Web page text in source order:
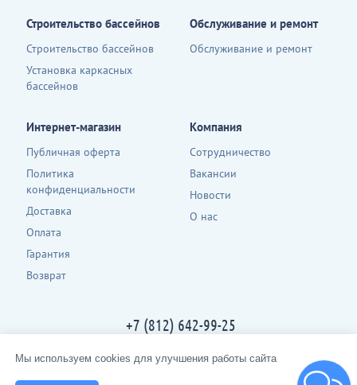
+7 (812) 642-99-25
Контакты
Строительство бассейнов
Строительство бассейнов
Установка каркасных
бассейнов
Обслуживание и ремонт
Обслуживание и ремонт
Интернет-магазин
Публичная оферта
Политика
конфиденциальности
Доставка
Оплата
Гарантия
Возврат
Компания
Сотрудничество
Вакансии
Новости
О нас
Мы используем cookies для улучшения работы сайта